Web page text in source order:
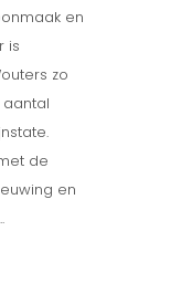
en
is
zo
de
en